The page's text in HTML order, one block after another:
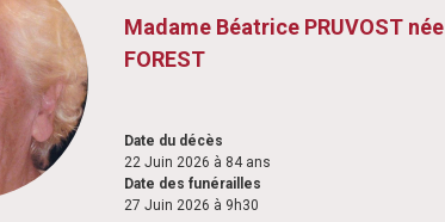
Madame Béatrice PRUVOST née
FOREST
Date du décès
22 Juin 2026 à 84 ans
Date des funérailles
27 Juin 2026 à 9h30